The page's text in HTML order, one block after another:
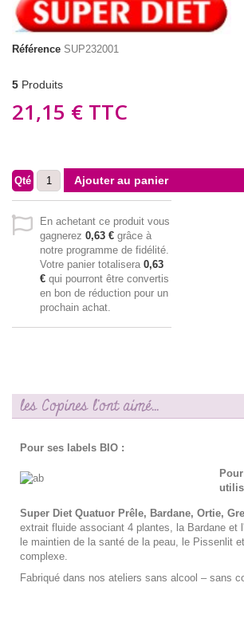
Référence SUP232001
5 Produits
21,15 € TTC
Qté Ajouter au panier
En achetant ce produit vous
gagnerez 0,63 € grâce à
notre programme de fidélité.
Votre panier totalisera 0,63
€ qui pourront être convertis
en bon de réduction pour un
prochain achat.
les Copines l'ont aimé...
Pour ses labels BIO :
Super Diet Quatuor Prêle, Bardane, Ortie,
extrait fluide associant 4 plantes, la Bardane et
le maintien de la santé de la peau, le Pissenlit
complexe.
Fabriqué dans nos ateliers sans alcool – sans